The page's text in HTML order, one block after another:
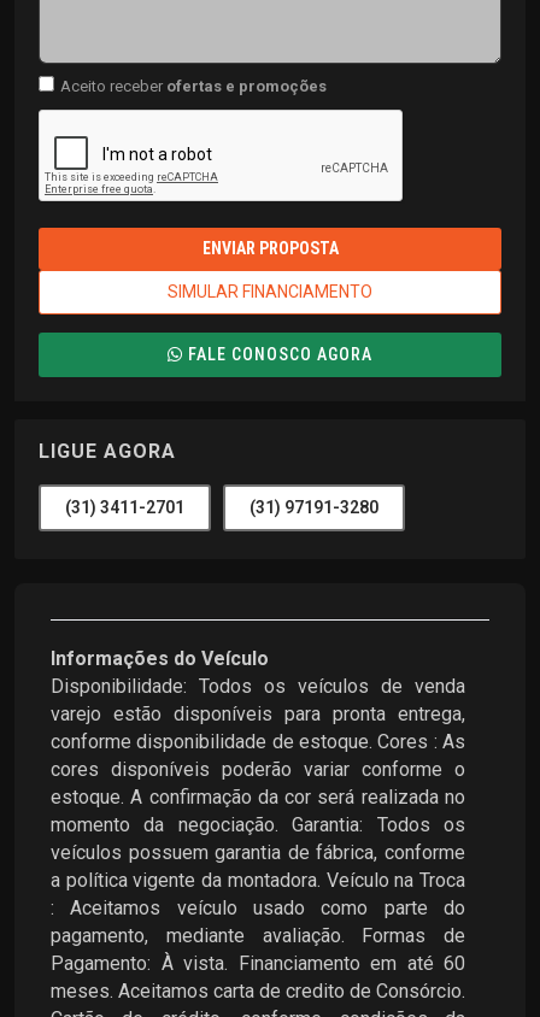
Aceito receber ofertas e promoções
ENVIAR PROPOSTA
SIMULAR FINANCIAMENTO
FALE CONOSCO AGORA
LIGUE AGORA
(31) 3411-2701 (31) 97191-3280
Informações do Veículo
Disponibilidade: Todos os veículos de venda
varejo estão disponíveis para pronta entrega,
conforme disponibilidade de estoque. Cores : As
cores disponíveis poderão variar conforme o
estoque. A confirmação da cor será realizada no
momento da negociação. Garantia: Todos os
veículos possuem garantia de fábrica, conforme
a política vigente da montadora. Veículo na Troca
: Aceitamos veículo usado como parte do
pagamento, mediante avaliação. Formas de
Pagamento: À vista. Financiamento em até 60
meses. Aceitamos carta de credito de Consórcio.